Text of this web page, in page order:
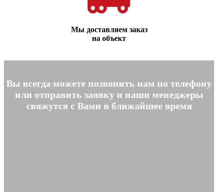
Мы доставляем заказ
на объект
Вы всегда можете позвонить нам по телефону
или отправить заявку и наши менеджеры
свяжутся с Вами в ближайшее время